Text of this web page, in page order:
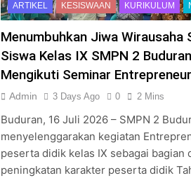
ARTIKEL KESISWAAN KURIKULUM
Menumbuhkan Jiwa Wirausaha
Siswa Kelas IX SMPN 2
Mengikuti Seminar
Admin 3 Days Ago 0 2 Mins
Buduran, 16 Juli 2026 – SMPN 2
menyelenggarakan kegiatan
peserta didik kelas IX sebagai bagian
peningkatan karakter peserta didik